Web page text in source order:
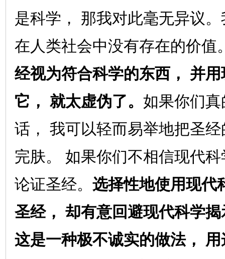
是科学，
那我对此毫无异议
在人类社会中没有存在的价值
经视为符合科学的东西，
并
它， 就太虚伪了。 如果你们
话，
我可以轻而易举地把圣
完肤。
如果你们不相信现代
论证圣经。 选择性地使用现代
圣经， 却有意回避现代科学
这是一种极不诚实的做法，